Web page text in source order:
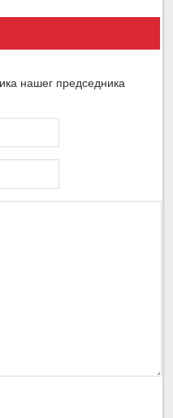
нашег председника